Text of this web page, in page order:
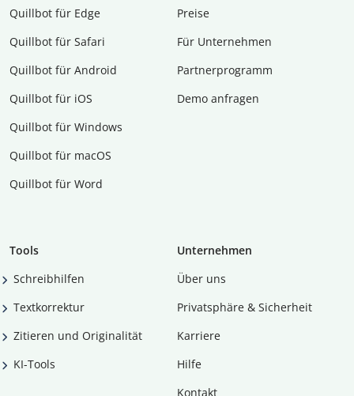
Quillbot für Edge
Quillbot für Safari
Quillbot für Android
Quillbot für iOS
Quillbot für Windows
Quillbot für macOS
Quillbot für Word
Preise
Für Unternehmen
Partnerprogramm
Demo anfragen
Tools
Schreibhilfen
Textkorrektur
Zitieren und Originalität
KI-Tools
Unternehmen
Über uns
Privatsphäre & Sicherheit
Karriere
Hilfe
Kontakt